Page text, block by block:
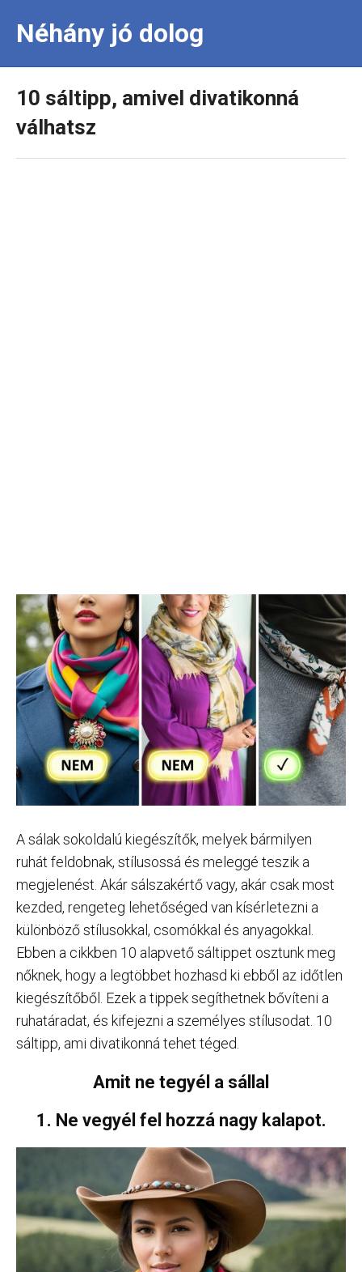
Néhány jó dolog
10 sáltipp, amivel divatikonná
válhatsz
A sálak sokoldalú kiegészítők, melyek bármilyen
ruhát feldobnak, stílusossá és meleggé teszik a
megjelenést. Akár sálszakértő vagy, akár csak most
kezded, rengeteg lehetőséged van kísérletezni a
különböző stílusokkal, csomókkal és anyagokkal.
Ebben a cikkben 10 alapvető sáltippet osztunk meg
nőknek, hogy a legtöbbet hozhasd ki ebből az időtlen
kiegészítőből. Ezek a tippek segíthetnek bővíteni a
ruhatáradat, és kifejezni a személyes stílusodat. 10
sáltipp, ami divatikonná tehet téged.
Amit ne tegyél a sállal
1. Ne vegyél fel hozzá nagy kalapot.